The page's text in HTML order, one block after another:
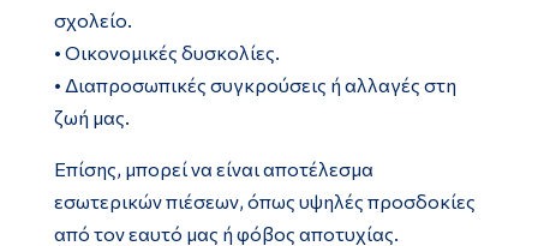
σχολείο.
• Οικονομικές δυσκολίες.
• Διαπροσωπικές συγκρούσεις ή αλλαγές στη
ζωή μας.
Επίσης, μπορεί να είναι αποτέλεσμα
εσωτερικών πιέσεων, όπως υψηλές προσδοκίες
από τον εαυτό μας ή φόβος αποτυχίας.